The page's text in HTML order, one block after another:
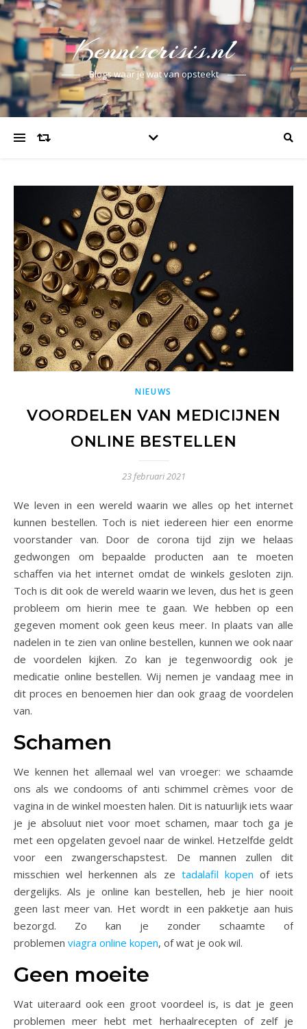
Kenniscrisis.nl
Blogs waar je wat van opsteekt
NIEUWS
VOORDELEN VAN MEDICIJNEN
ONLINE BESTELLEN
23 februari 2021
We leven in een wereld waarin we alles op het internet
kunnen bestellen. Toch is niet iedereen hier een enorme
voorstander van. Door de corona tijd zijn we helaas
gedwongen om bepaalde producten aan te moeten
schaffen via het internet omdat de winkels gesloten zijn.
Toch is dit ook de wereld waarin we leven, dus het is geen
probleem om hierin mee te gaan. We hebben op een
gegeven moment ook geen keus meer. In plaats van alle
nadelen in te zien van online bestellen, kunnen we ook naar
de voordelen kijken. Zo kan je tegenwoordig ook je
medicatie online bestellen. Wij nemen je vandaag mee in
dit proces en benoemen hier dan ook graag de voordelen
van.
Schamen
We kennen het allemaal wel van vroeger: we schaamde
ons als we condooms of anti schimmel crèmes voor de
vagina in de winkel moesten halen. Dit is natuurlijk iets waar
je je absoluut niet voor moet schamen, maar toch ga je
met een opgelaten gevoel naar de winkel. Hetzelfde geldt
voor een zwangerschapstest. De mannen zullen dit
misschien wel herkennen als ze tadalafil kopen of iets
dergelijks. Als je online kan bestellen, heb je hier nooit
geen last meer van. Het wordt in een pakketje aan huis
bezorgd. Zo kan je zonder schaamte of
problemen viagra online kopen, of wat je ook wil.
Geen moeite
Wat uiteraard ook een groot voordeel is, is dat je geen
problemen meer hebt met herhaalrecepten of zelf je